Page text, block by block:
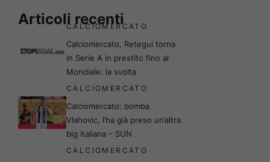
Articoli recenti
CALCIOMERCATO
Calciomercato, Retegui torna
in Serie A in prestito fino al
Mondiale: la svolta
CALCIOMERCATO
Calciomercato: bomba
Vlahovic, l’ha già preso un’altra
big italiana – SUN
CALCIOMERCATO